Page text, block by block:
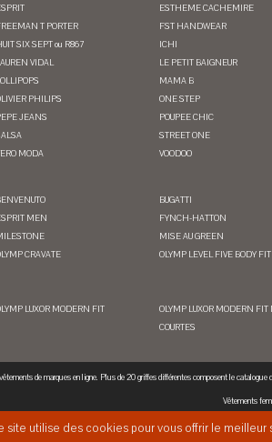
ESTHEME CACHEMIRE
T PORTER FST HANDWEAR
SIX SEPT ou R867 ICHI
VIDAL LE PETIT BAIGNEUR
MAMA B
PHILIPS ONE STEP
JEANS POUPEE CHIC
STREET ONE
MODA VOODOO
BUGATTI
MEN FYNCH-HATTON
MISE AU GREEN
CRAVATE OLYMP LEVEL FIVE BODY FIT
LUXOR MODERN FIT
OLYMP LUXOR MODERN
COURTES
de marques en ligne. Plus de 20 griffes différentes composent le
Vêtements
site utilise des cookies pour vous offrir le